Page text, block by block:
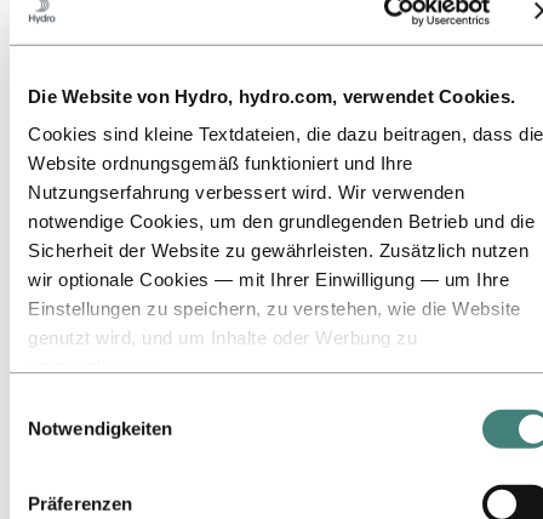
Die Website von Hydro, hydro.com, verwendet Cookies.
Cookies sind kleine Textdateien, die dazu beitragen, dass die
Website ordnungsgemäß funktioniert und Ihre
Nutzungserfahrung verbessert wird. Wir verwenden
notwendige Cookies, um den grundlegenden Betrieb und die
Sicherheit der Website zu gewährleisten. Zusätzlich nutzen
wir optionale Cookies — mit Ihrer Einwilligung — um Ihre
Einstellungen zu speichern, zu verstehen, wie die Website
genutzt wird, und um Inhalte oder Werbung zu
Tools wir für Sicherheits‑, Analyse‑ oder Werbezwecke
verwenden. Diese Drittanbieter können die Informationen, die
sie über Ihre Nutzung unserer Website sammeln, mit
Daten kombinieren, die Sie ihnen bereitgestellt haben oder
Notwendigkeiten
Präferenzen
Tätigkeit im brasilianischen Amazonasgebiet
Zu:Karriere
Stellenangebote
Studierende und Absolventen
Leben bei Hydro
Berufsfelder
Lerne unsere Mitarbeitenden kennen
Bewerbungsprozess
Kontakt und FAQ
Pressekontakte
News
Mediengalerie